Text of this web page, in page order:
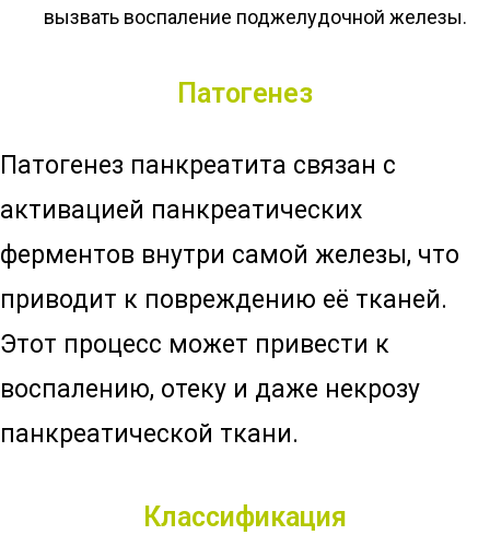
вызвать воспаление поджелудочной железы.
Патогенез
Патогенез панкреатита связан с
активацией панкреатических
ферментов внутри самой железы, что
приводит к повреждению её тканей.
Этот процесс может привести к
воспалению, отеку и даже некрозу
панкреатической ткани.
Классификация